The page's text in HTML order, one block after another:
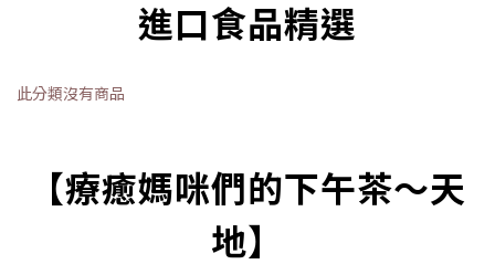
進口食品精選
此分類沒有商品
【療癒媽咪們的下午茶～天
地】